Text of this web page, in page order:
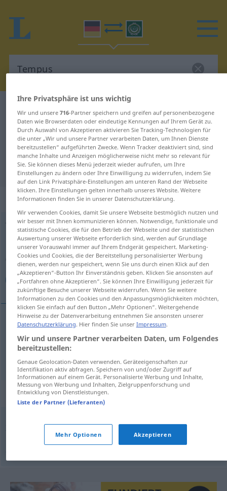
Deutsch-Arabisch Übersetzung für
"Tempus"
"Tempus" Arabisch Übersetzung
„Tempus“: Neutrum
Tempusn
Übersicht aller Übersetzungen
(Für mehr Details die Übersetzung anklicken/antippen)
زمن, أزمان
Synonyme für "Tempus"
Ihre Privatsphäre ist uns wichtig
Wir und unsere 716-Partner speichern und greifen auf personenbezogene
Daten wie Browserdaten oder eindeutige Kennungen auf Ihrem Gerät zu.
Durch Auswahl von Akzeptieren aktivieren Sie Tracking-Technologien für
die unter „Wir und unsere Partner verarbeiten Daten, um Ihnen Dienste
bereitzustellen“ aufgeführten Zwecke. Wenn Tracker deaktiviert sind, sind
manche Inhalte und Anzeigen möglicherweise nicht mehr so relevant für
Sie. Sie können dieses Menü jederzeit wieder aufrufen, um Ihre
Einstellungen zu ändern oder Ihre Einwilligung zu widerrufen, indem Sie
auf den Link Privatsphäre-Einstellungen am unteren Rand der Webseite
klicken. Ihre Einstellungen gelten innerhalb unseres Website. Weitere
Informationen finden Sie in unserer Datenschutzerklärung.
Wir verwenden Cookies, damit Sie unsere Webseite bestmöglich nutzen und
wir besser mit Ihnen kommunizieren können. Notwendige, funktionale und
statistische Cookies, die für den Betrieb der Webseite und der statistischen
Auswertung unserer Webseite erforderlich sind, werden auf Grundlage
unserer Vorauswahl immer auf Ihrem Endgerät gespeichert. Marketing-
Cookies und Cookies, die der Bereitstellung personalisierter Werbung
dienen, werden nur gespeichert, wenn Sie uns durch einen Klick auf den
„Akzeptieren“-Button Ihr Einverständnis geben. Klicken Sie ansonsten auf
„Fortfahren ohne Akzeptieren“. Sie können Ihre Einwilligung jederzeit für
zukünftige Besuche unserer Webseite widerrufen. Wenn Sie weitere
Informationen zu den Cookies und den Anpassungsmöglichkeiten möchten,
klicken Sie einfach auf den Button „Mehr Optionen“. Weitergehende
Hinweise zu der Datenverarbeitung entnehmen Sie ansonsten unserer
Datenschutzerklärung. Hier finden Sie unser Impressum.
Wir und unsere Partner verarbeiten Daten, um Folgendes
bereitzustellen:
Genaue Geolocation-Daten verwenden. Geräteeigenschaften zur
Identifikation aktiv abfragen. Speichern von und/oder Zugriff auf
Informationen auf einem Gerät. Personalisierte Werbung und Inhalte,
Messung von Werbung und Inhalten, Zielgruppenforschung und
Entwicklung von Dienstleistungen.
Liste der Partner (Lieferanten)
Mehr Optionen Akzeptieren